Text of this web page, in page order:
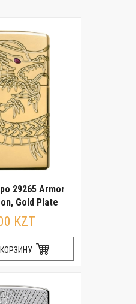
29265 Armor
Gold Plate
KZT